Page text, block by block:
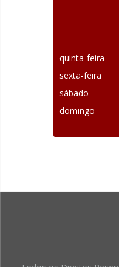
quinta-feira
sexta-feira
sábado
domingo